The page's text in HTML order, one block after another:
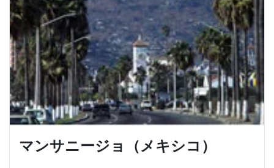
マンサニージョ（メキシコ）